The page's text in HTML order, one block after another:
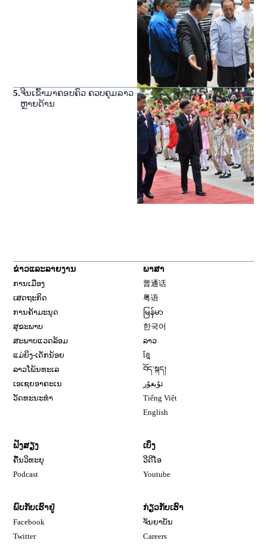
5.ຈີນເຂົ້າມາຄອບຄົວ ຄວບຄຸມລາວ
ຫຼາຍດ້ານ
ຂ່າວແລະລາຍງານ
ການເມືອງ
ເສດຖະກິດ
ການຄ້າມະນຸດ
ສຸຂະພາບ
ສະພາບແວດລ້ອມ
ແມ່ຍິງ-ເດັກນ້ອຍ
ລາວໂພ້ນທະເລ
ເອເຊຍອາຄະເນ
ວັດທະນະທຳ
ພາສາ
普通话
粤语
မြန်မာ
한국어
ລາວ
ខ្មែ
བོད་སྐད།
ئۇيغۇر
Tiếng Việt
English
ຟັງສຽງ
ຄື້ນວິທະຍຸ
Podcast
ເບິ່ງ
ວີດີໂອ
Youtube
ພົບກັບເຮົາຢູ່
Facebook
TwitterOpens in new window
ກ່ຽວກັບເຮົາ
ຈັນຍາບັນ
Careers